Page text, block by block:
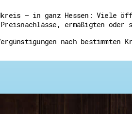
– in ganz Hessen: Viele
ermäßigten
nach